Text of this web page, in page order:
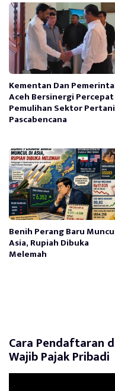
Kementan Dan
Aceh Bersinergi Percepat
Pemulihan Sektor
Pascabencana
Benih Perang Baru
Asia, Rupiah Dibuka
Melemah
Cara Pendaftaran
Wajib Pajak Pribadi